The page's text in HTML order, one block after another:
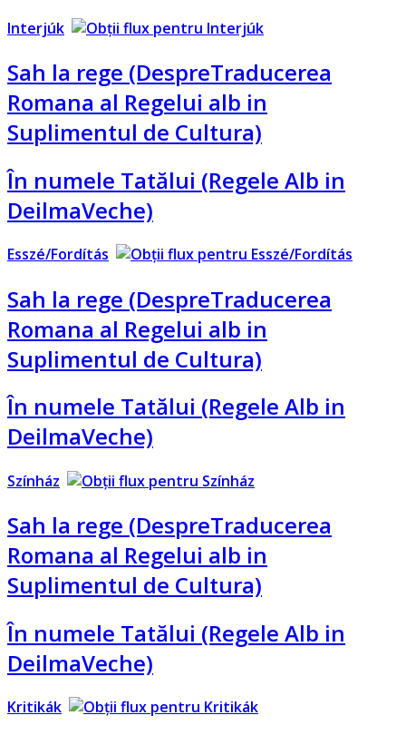
Interjúk
Sah la rege (DespreTraducerea
Romana al Regelui alb in
Suplimentul de Cultura)
În numele Tatălui (Regele Alb in
DeilmaVeche)
Esszé/Fordítás
Sah la rege (DespreTraducerea
Romana al Regelui alb in
Suplimentul de Cultura)
În numele Tatălui (Regele Alb in
DeilmaVeche)
Színház
Sah la rege (DespreTraducerea
Romana al Regelui alb in
Suplimentul de Cultura)
În numele Tatălui (Regele Alb in
DeilmaVeche)
Kritikák